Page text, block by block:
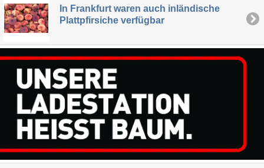
In Frankfurt waren auch inländische
Plattpfirsiche verfügbar